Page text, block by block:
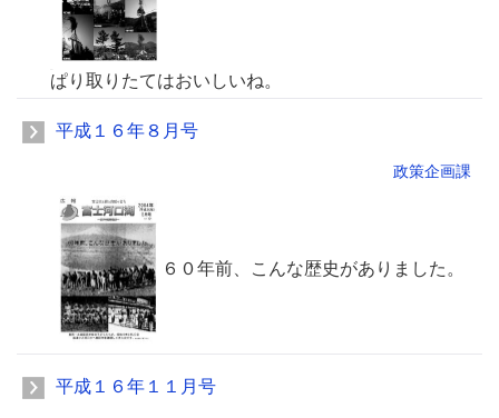
ぱり取りたてはおいしいね。
平成１６年８月号
政策企画課
６０年前、こんな歴史がありました。
平成１６年１１月号